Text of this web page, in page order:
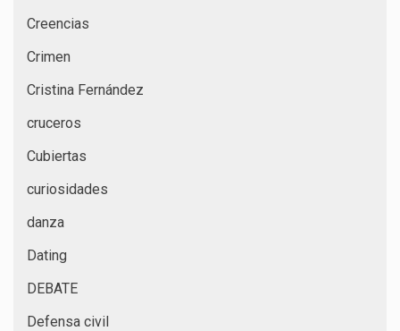
Creencias
Crimen
Cristina Fernández
cruceros
Cubiertas
curiosidades
danza
Dating
DEBATE
Defensa civil